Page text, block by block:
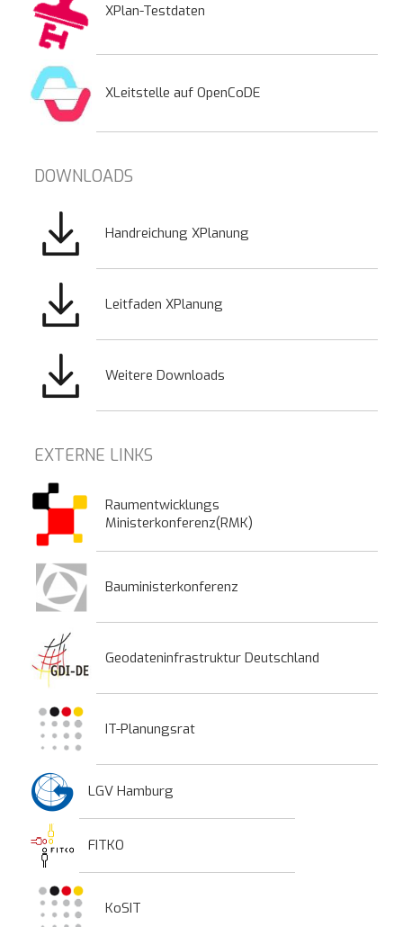
XPlan-Testdaten
XLeitstelle auf OpenCoDE
DOWNLOADS
Handreichung XPlanung
Leitfaden XPlanung
Weitere Downloads
EXTERNE LINKS
Raumentwicklungs
Ministerkonferenz(RMK)
Bauministerkonferenz
Geodateninfrastruktur Deutschland
IT-Planungsrat
LGV Hamburg
FITKO
KoSIT